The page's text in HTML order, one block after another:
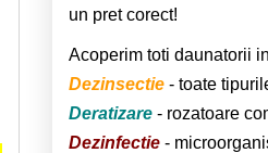
un pret corect!
Acoperim toti daunatorii
Dezinsectie- toate
Deratizare- rozatoare
Dezinfectie-